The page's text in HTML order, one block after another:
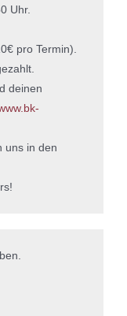
Uhr.
pro Termin).
deinen
uns in den